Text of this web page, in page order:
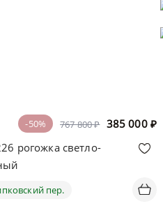
767 800 ₽ 385 000 ₽
-50%
рогожка светло-
пер.